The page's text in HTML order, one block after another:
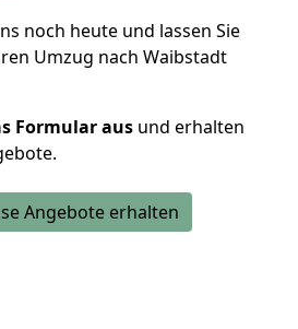
noch heute und lassen Sie
Umzug nach Waibstadt
Formular aus und erhalten
Angebote erhalten